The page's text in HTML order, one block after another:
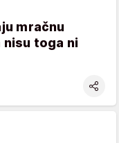
mračnu
nisu toga ni